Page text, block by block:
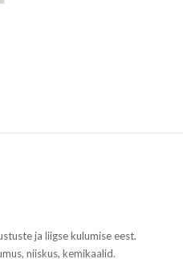
ja liigse kulumise eest.
niiskus, kemikaalid.